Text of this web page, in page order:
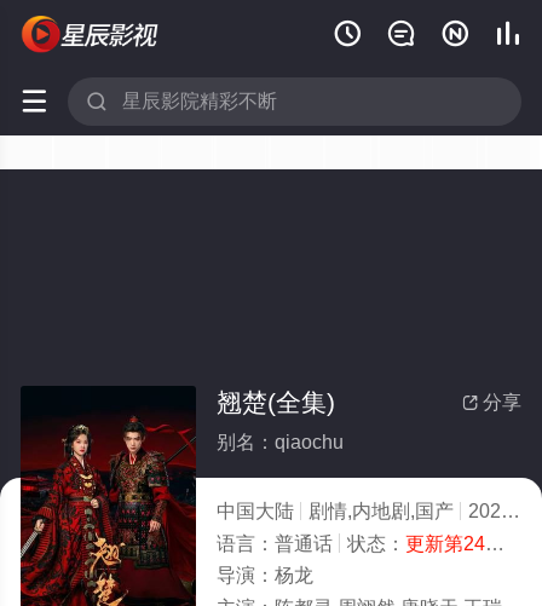
   
 
 分享
翘楚(全集)
别名：qiaochu
中国大陆 剧情,内地剧,国产 2026
语言： 普通话 状态： 更新第24集
导演： 杨龙